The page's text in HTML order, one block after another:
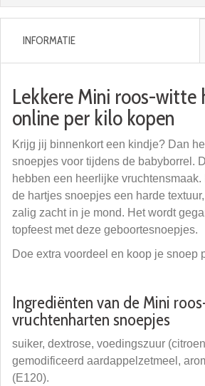
INFORMATIE
Lekkere Mini roos-witte
online per kilo kopen
Krijg jij binnenkort een kindje? Dan
snoepjes voor tijdens de babyborrel.
hebben een heerlijke
de hartjes snoepjes een harde
zalig zacht in je mond. Het wordt
topfeest met deze geboortesnoepjes.
Doe extra voordeel en koop je snoep
Ingrediënten van de Mini
vruchtenharten snoepjes
suiker, dextrose, voedingszuur
gemodificeerd aardappelzetmeel,
(E120).